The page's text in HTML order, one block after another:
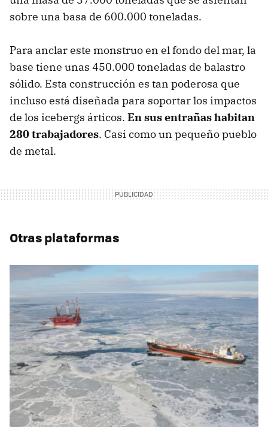
sobre una basa de 600.000 toneladas.
Para anclar este monstruo en el fondo del mar, la
base tiene unas 450.000 toneladas de balastro
sólido. Esta construcción es tan poderosa que
incluso está diseñada para soportar los impactos
de los icebergs árticos. En sus entrañas habitan
280 trabajadores. Casi como un pequeño pueblo
de metal.
Otras plataformas